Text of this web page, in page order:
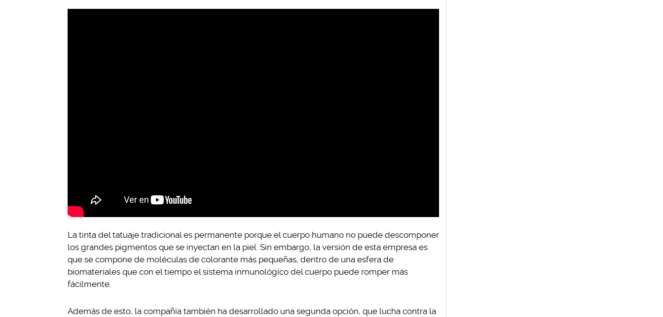
La tinta del tatuaje tradicional es permanente porque el cuerpo humano no puede descomponer
los grandes pigmentos que se inyectan en la piel. Sin embargo, la versión de esta empresa es
que se compone de moléculas de colorante más pequeñas, dentro de una esfera de
biomateriales que con el tiempo el sistema inmunológico del cuerpo puede romper más
fácilmente.
Además de esto, la compañía también ha desarrollado una segunda opción, que lucha contra la